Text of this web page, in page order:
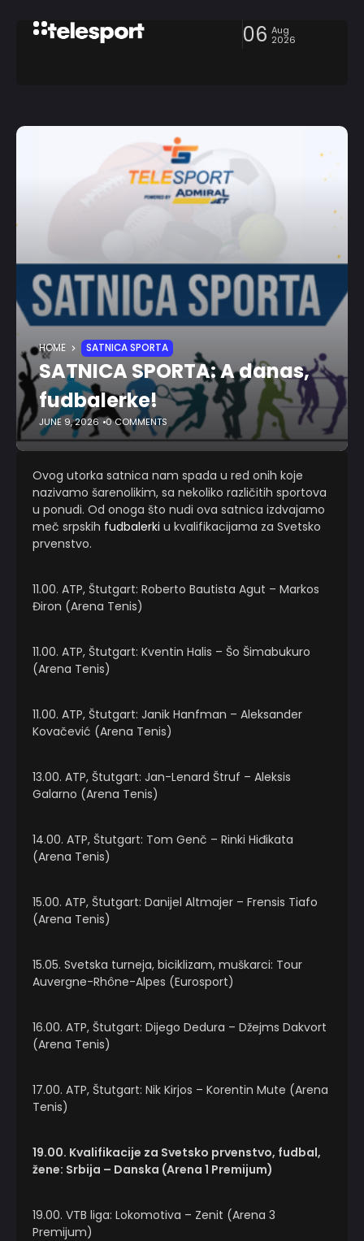
06 Aug
2026
HOME SATNICA SPORTA
SATNICA SPORTA: A danas,
fudbalerke!
JUNE 9, 2026 0 COMMENTS
Ovog utorka satnica nam spada u red onih koje
nazivamo šarenolikim, sa nekoliko različitih sportova
u ponudi. Od onoga što nudi ova satnica izdvajamo
meč srpskih fudbalerki u kvalifikacijama za Svetsko
prvenstvo.
11.00. ATP, Štutgart: Roberto Bautista Agut – Markos
Điron (Arena Tenis)
11.00. ATP, Štutgart: Kventin Halis – Šo Šimabukuro
(Arena Tenis)
11.00. ATP, Štutgart: Janik Hanfman – Aleksander
Kovačević (Arena Tenis)
13.00. ATP, Štutgart: Jan-Lenard Štruf – Aleksis
Galarno (Arena Tenis)
14.00. ATP, Štutgart: Tom Genč – Rinki Hiđikata
(Arena Tenis)
15.00. ATP, Štutgart: Danijel Altmajer – Frensis Tiafo
(Arena Tenis)
15.05. Svetska turneja, biciklizam, muškarci: Tour
Auvergne-Rhône-Alpes (Eurosport)
16.00. ATP, Štutgart: Dijego Dedura – Džejms Dakvort
(Arena Tenis)
17.00. ATP, Štutgart: Nik Kirjos – Korentin Mute (Arena
Tenis)
19.00. Kvalifikacije za Svetsko prvenstvo, fudbal,
žene: Srbija – Danska (Arena 1 Premijum)
19.00. VTB liga: Lokomotiva – Zenit (Arena 3
Premijum)